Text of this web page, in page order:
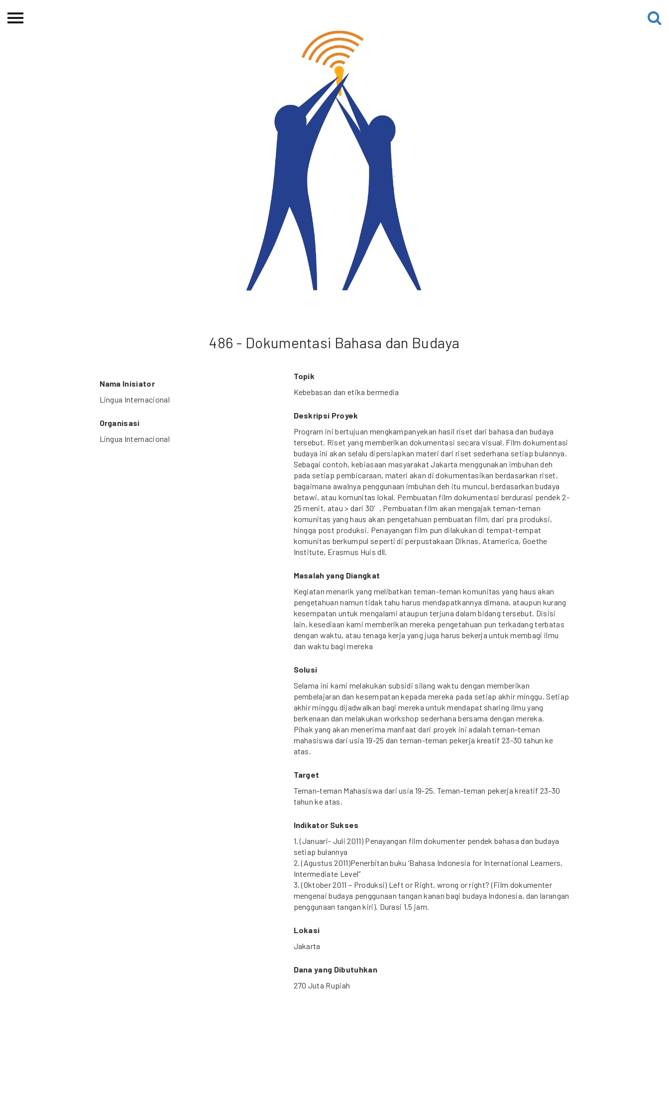
Beranda
486 - Dokumentasi Bahasa dan Budaya
Nama Inisiator
Lingua Internacional
Organisasi
Lingua Internacional
Topik
Kebebasan dan etika bermedia
Deskripsi Proyek
Program ini bertujuan mengkampanyekan hasil riset dari bahasa dan budaya
tersebut. Riset yang memberikan dokumentasi secara visual. Film dokumentasi
budaya ini akan selalu dipersiapkan materi dari riset sederhana setiap bulannya.
Sebagai contoh, kebiasaan masyarakat Jakarta menggunakan imbuhan deh
pada setiap pembicaraan, materi akan di dokumentasikan berdasarkan riset,
bagaimana awalnya penggunaan imbuhan deh itu muncul, berdasarkan budaya
betawi, atau komunitas lokal. Pembuatan film dokumentasi berdurasi pendek 2-
25 menit, atau > dari 30′. Pembuatan film akan mengajak teman-teman
komunitas yang haus akan pengetahuan pembuatan film, dari pra produksi,
hingga post produksi. Penayangan film pun dilakukan di tempat-tempat
komunitas berkumpul seperti di perpustakaan Diknas, Atamerica, Goethe
Institute, Erasmus Huis dll.
Masalah yang Diangkat
Kegiatan menarik yang melibatkan teman-teman komunitas yang haus akan
pengetahuan namun tidak tahu harus mendapatkannya dimana, ataupun kurang
kesempatan untuk mengalami ataupun terjuna dalam bidang tersebut. Disisi
lain, kesediaan kami memberikan mereka pengetahuan pun terkadang terbatas
dengan waktu, atau tenaga kerja yang juga harus bekerja untuk membagi ilmu
dan waktu bagi mereka
Solusi
Selama ini kami melakukan subsidi silang waktu dengan memberikan
pembelajaran dan kesempatan kepada mereka pada setiap akhir minggu. Setiap
akhir minggu dijadwalkan bagi mereka untuk mendapat sharing ilmu yang
berkenaan dan melakukan workshop sederhana bersama dengan mereka.
Pihak yang akan menerima manfaat dari proyek ini adalah teman-teman
mahasiswa dari usia 19-25 dan teman-teman pekerja kreatif 23-30 tahun ke
atas.
Target
Teman-teman Mahasiswa dari usia 19-25. Teman-teman pekerja kreatif 23-30
tahun ke atas.
Indikator Sukses
1. (Januari- Juli 2011) Penayangan film dokumenter pendek bahasa dan budaya
setiap bulannya
2. (Agustus 2011)Penerbitan buku ‘Bahasa Indonesia for International Learners,
Intermediate Level”
3. (Oktober 2011 – Produksi) Left or Right, wrong or right? (Film dokumenter
mengenai budaya penggunaan tangan kanan bagi budaya Indonesia, dan larangan
penggunaan tangan kiri). Durasi 1,5 jam.
Lokasi
Jakarta
Dana yang Dibutuhkan
270 Juta Rupiah